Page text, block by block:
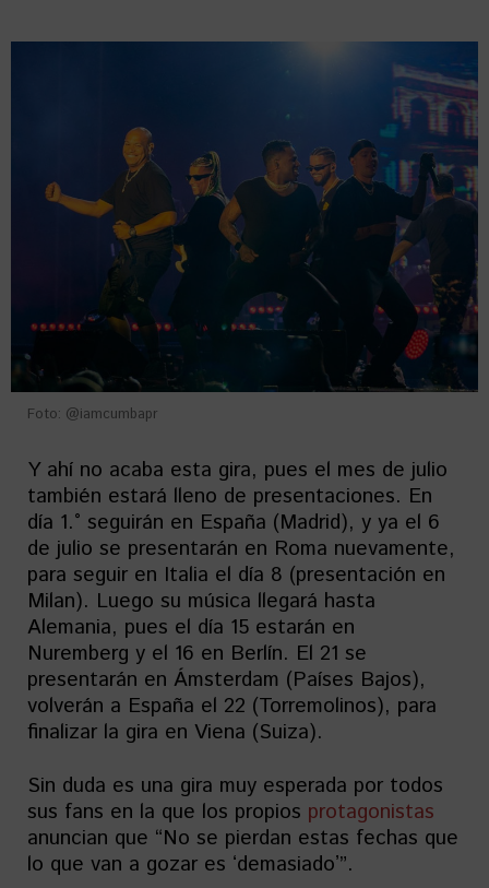
Foto: @iamcumbapr
Y ahí no acaba esta gira, pues el mes de julio
también estará lleno de presentaciones. En
día 1.° seguirán en España (Madrid), y ya el 6
de julio se presentarán en Roma nuevamente,
para seguir en Italia el día 8 (presentación en
Milan). Luego su música llegará hasta
Alemania, pues el día 15 estarán en
Nuremberg y el 16 en Berlín. El 21 se
presentarán en Ámsterdam (Países Bajos),
volverán a España el 22 (Torremolinos), para
finalizar la gira en Viena (Suiza).
Sin duda es una gira muy esperada por todos
sus fans en la que los propios protagonistas
anuncian que “No se pierdan estas fechas que
lo que van a gozar es ʻdemasiadoʼ”.